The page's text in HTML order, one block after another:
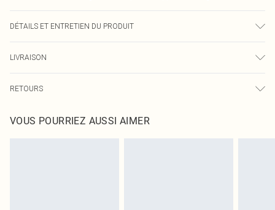
DÉTAILS ET ENTRETIEN DU PRODUIT
couleur peut déteindre.
LIVRAISON
Livraison express France
Jusqu'à 2-3 jours ouvrables
RETOURS
pour nous retourner un article.
Veuillez noter que nous ne pouvons pas rembourser les masques tendance, les
VOUS POURRIEZ AUSSI AIMER